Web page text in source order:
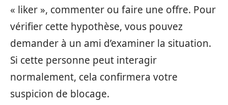
« liker », commenter ou faire une offre. Pour
vérifier cette hypothèse, vous pouvez
demander à un ami d’examiner la situation.
Si cette personne peut interagir
normalement, cela confirmera votre
suspicion de blocage.